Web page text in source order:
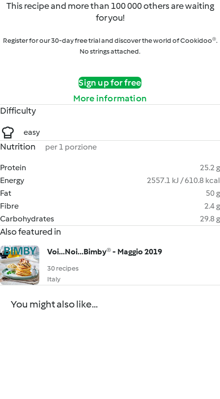
This recipe and more than 100 000 others are waiting
for you!
Register for our 30-day free trial and discover the world of Cookidoo®.
No strings attached.
Sign up for free
More information
Difficulty
easy
Nutrition per 1 porzione
Protein
25.2 g
Energy
2557.1 kJ / 610.8 kcal
Fat
50 g
Fibre
2.4 g
Carbohydrates
29.8 g
Also featured in
Voi...Noi...Bimby® - Maggio 2019
30 recipes
Italy
You might also like...